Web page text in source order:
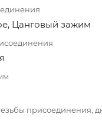
Цанговый зажим
присоединения,